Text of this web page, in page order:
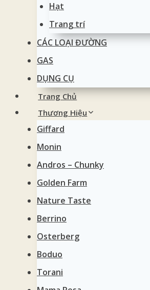
Hạt
Trang trí
CÁC LOẠI ĐƯỜNG
GAS
DỤNG CỤ
Trang Chủ
Thương Hiệu
Giffard
Monin
Andros – Chunky
Golden Farm
Nature Taste
Berrino
Osterberg
Boduo
Torani